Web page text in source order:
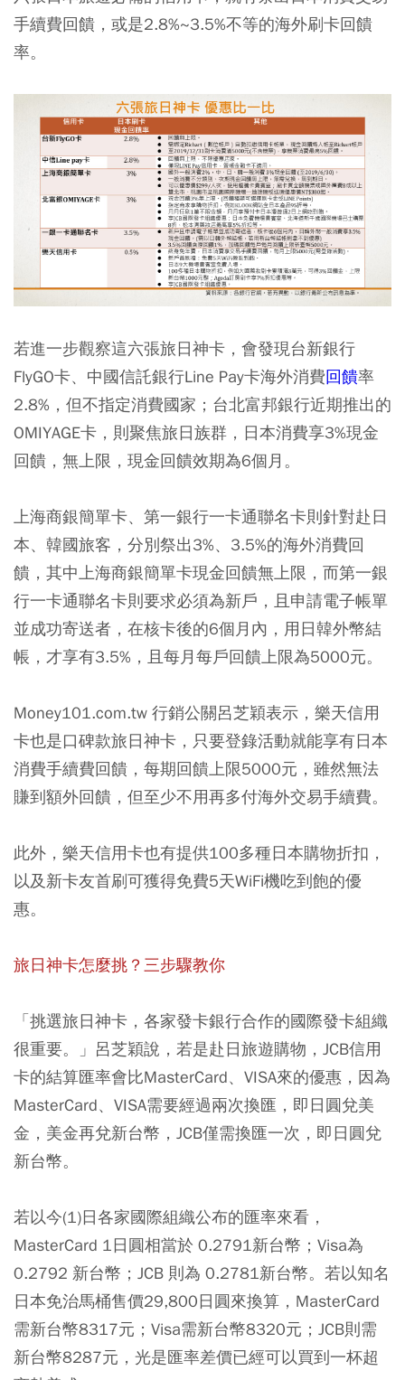
手續費回饋，或是2.8%~3.5%不等的海外刷卡回饋
率。
若進一步觀察這六張旅日神卡，會發現台新銀行
FlyGO卡、中國信託銀行Line Pay卡海外消費回饋率
2.8%，但不指定消費國家；台北富邦銀行近期推出的
OMIYAGE卡，則聚焦旅日族群，日本消費享3%現金
回饋，無上限，現金回饋效期為6個月。
上海商銀簡單卡、第一銀行一卡通聯名卡則針對赴日
本、韓國旅客，分別祭出3%、3.5%的海外消費回
饋，其中上海商銀簡單卡現金回饋無上限，而第一銀
行一卡通聯名卡則要求必須為新戶，且申請電子帳單
並成功寄送者，在核卡後的6個月內，用日韓外幣結
帳，才享有3.5%，且每月每戶回饋上限為5000元。
Money101.com.tw 行銷公關呂芝穎表示，樂天信用
卡也是口碑款旅日神卡，只要登錄活動就能享有日本
消費手續費回饋，每期回饋上限5000元，雖然無法
賺到額外回饋，但至少不用再多付海外交易手續費。
此外，樂天信用卡也有提供100多種日本購物折扣，
以及新卡友首刷可獲得免費5天WiFi機吃到飽的優
惠。
旅日神卡怎麼挑？三步驟教你
「挑選旅日神卡，各家發卡銀行合作的國際發卡組織
很重要。」呂芝穎說，若是赴日旅遊購物，JCB信用
卡的結算匯率會比MasterCard、VISA來的優惠，因為
MasterCard、VISA需要經過兩次換匯，即日圓兌美
金，美金再兌新台幣，JCB僅需換匯一次，即日圓兌
新台幣。
若以今(1)日各家國際組織公布的匯率來看，
MasterCard 1日圓相當於 0.2791新台幣；Visa為
0.2792 新台幣；JCB 則為 0.2781新台幣。若以知名
日本免治馬桶售價29,800日圓來換算，MasterCard
需新台幣8317元；Visa需新台幣8320元；JCB則需
新台幣8287元，光是匯率差價已經可以買到一杯超